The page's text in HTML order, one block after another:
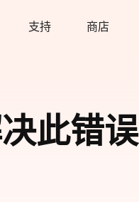
支持 商店
此错误